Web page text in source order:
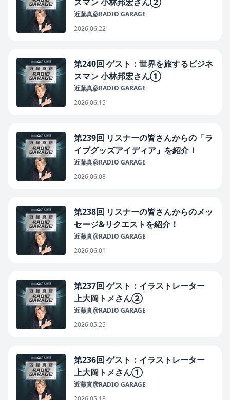
近藤真彦RADIO GARAGE
2026.06.22
第240回 ゲスト：世界を旅するビジネ
スマン 小林邦宏さん①
近藤真彦RADIO GARAGE
2026.06.15
第239回 リスナーの皆さんからの「ラ
イブグッズアイディア」を紹介！
近藤真彦RADIO GARAGE
2026.06.08
第238回 リスナーの皆さんからのメッ
セージ&リクエストを紹介！
近藤真彦RADIO GARAGE
2026.06.01
第237回 ゲスト：イラストレーター
上大岡トメさん②
近藤真彦RADIO GARAGE
2026.05.25
第236回 ゲスト：イラストレーター
上大岡トメさん①
近藤真彦RADIO GARAGE